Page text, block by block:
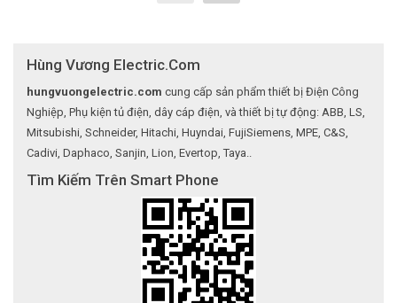
Hùng Vương Electric.Com
hungvuongelectric.com cung cấp sản phẩm thiết bị Điện Công
Nghiệp, Phụ kiện tủ điện, dây cáp điện, và thiết bị tự động: ABB, LS,
Mitsubishi, Schneider, Hitachi, Huyndai, FujiSiemens, MPE, C&S,
Cadivi, Daphaco, Sanjin, Lion, Evertop, Taya..
Tìm Kiếm Trên Smart Phone